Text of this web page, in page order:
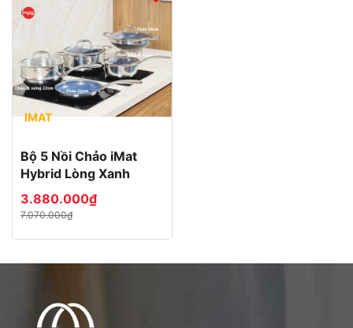
IMAT
Bộ 5 Nồi Chảo iMat
Hybrid Lòng Xanh
3.880.000₫
7.070.000₫